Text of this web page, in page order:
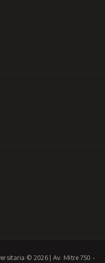
© 2026 | Av. Mitre 750 -